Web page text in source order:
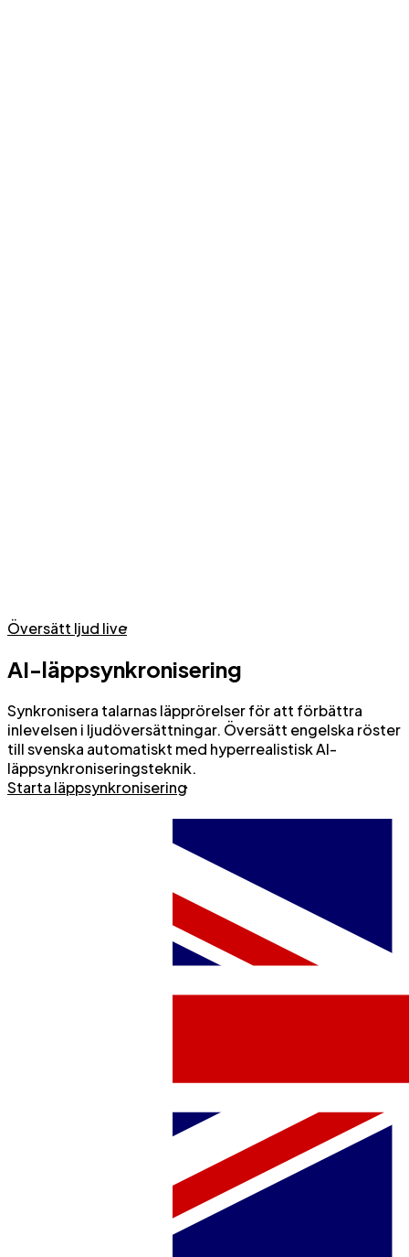
Översätt ljud live
AI-läppsynkronisering
Synkronisera talarnas läpprörelser för att förbättra
inlevelsen i ljudöversättningar. Översätt engelska röster
till svenska automatiskt med hyperrealistisk AI-
läppsynkroniseringsteknik.
Starta läppsynkronisering